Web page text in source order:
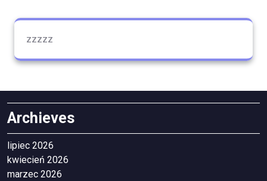
zzzzz
Archieves
lipiec 2026
kwiecień 2026
marzec 2026